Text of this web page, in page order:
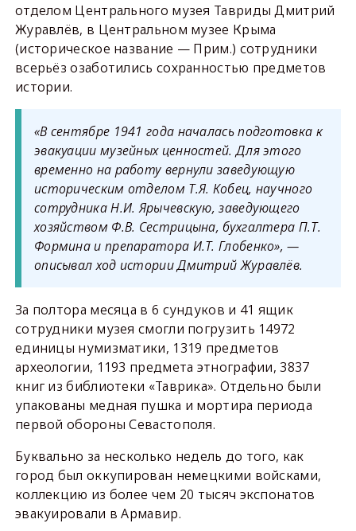
отделом Центрального музея Тавриды Дмитрий
Журавлёв, в Центральном музее Крыма
(историческое название — Прим.) сотрудники
всерьёз озаботились сохранностью предметов
истории.
«В сентябре 1941 года началась подготовка к
эвакуации музейных ценностей. Для этого
временно на работу вернули заведующую
историческим отделом Т.Я. Кобец, научного
сотрудника Н.И. Ярычевскую, заведующего
хозяйством Ф.В. Сестрицына, бухгалтера П.Т.
Формина и препаратора И.Т. Глобенко», —
описывал ход истории Дмитрий Журавлёв.
За полтора месяца в 6 сундуков и 41 ящик
сотрудники музея смогли погрузить 14972
единицы нумизматики, 1319 предметов
археологии, 1193 предмета этнографии, 3837
книг из библиотеки «Таврика». Отдельно были
упакованы медная пушка и мортира периода
первой обороны Севастополя.
Буквально за несколько недель до того, как
город был оккупирован немецкими войсками,
коллекцию из более чем 20 тысяч экспонатов
эвакуировали в Армавир.